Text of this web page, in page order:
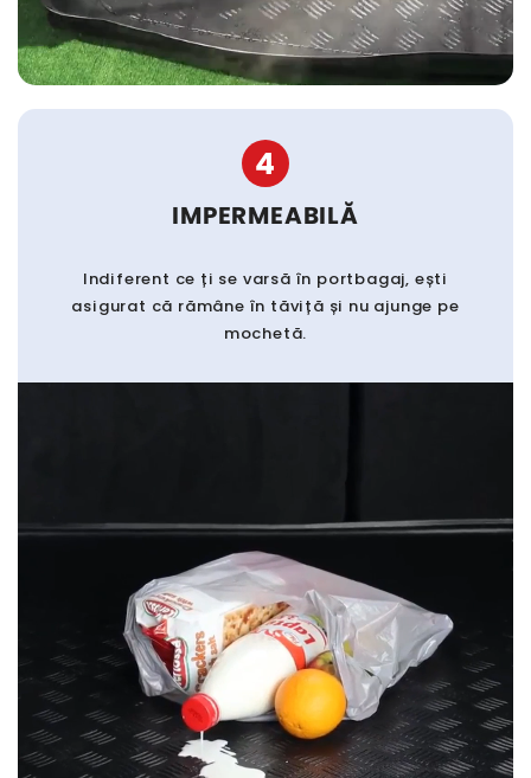
4
IMPERMEABILĂ
Indiferent ce ți se varsă în portbagaj, ești
asigurat că rămâne în tăviță și nu ajunge pe
mochetă.